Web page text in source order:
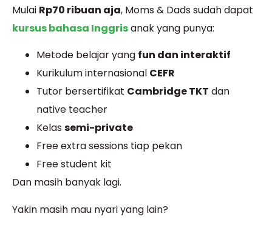
Mulai Rp70 ribuan aja, Moms & Dads sudah dapat
kursus bahasa Inggrisanak yang punya:
Metode belajar yang fun dan interaktif
Kurikulum internasional CEFR
Tutor bersertifikat Cambridge TKT dan
native teacher
Kelas semi-private
Free extra sessions tiap pekan
Free student kit
Dan masih banyak lagi.
Yakin masih mau nyari yang lain?